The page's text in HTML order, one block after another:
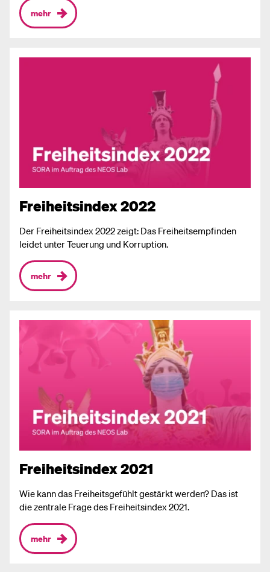
mehr
Freiheitsindex 2022
Der Freiheitsindex 2022 zeigt: Das Freiheitsempfinden
leidet unter Teuerung und Korruption.
mehr
Freiheitsindex 2021
Wie kann das Freiheitsgefühlt gestärkt werden? Das ist
die zentrale Frage des Freiheitsindex 2021.
mehr